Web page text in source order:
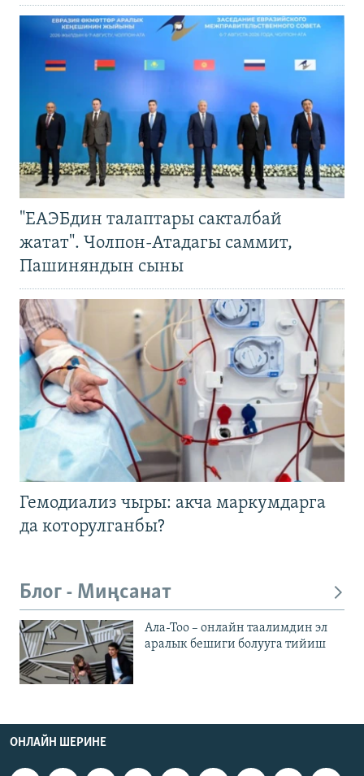
"ЕАЭБдин талаптары сакталбай
жатат". Чолпон-Атадагы саммит,
Пашиняндын сыны
Гемодиализ чыры: акча маркумдарга
да которулганбы?
Блог - Миңсанат
Ала-Тоо – онлайн таалимдин эл
аралык бешиги болууга тийиш
ОНЛАЙН ШЕРИНЕ